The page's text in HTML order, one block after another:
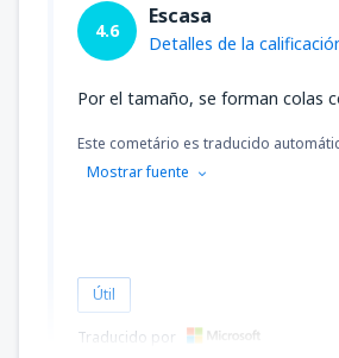
4.6
Escasa
Detalles de la
Por el tamaño, se forman colas
Este cometário es traducido
Mostrar fuente
Útil
Traducido por